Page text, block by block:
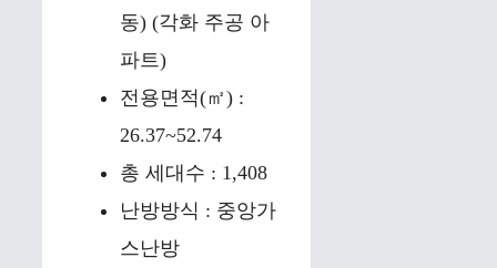
동) (각화 주공 아
파트)
전용면적(㎡) :
26.37~52.74
총 세대수 : 1,408
난방방식 : 중앙가
스난방